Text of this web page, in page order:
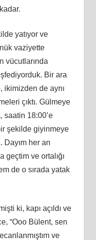
yatıyor ve
vaziyette
vücutlarında
Bir ara
ikimizden de aynı
çıktı. Gülmeye
saatin 18:00’e
şekilde giyinmeye
Dayım her an
ve ortalığı
de o sırada yatak
ki, kapı açıldı ve
“Ooo Bülent, sen
ve